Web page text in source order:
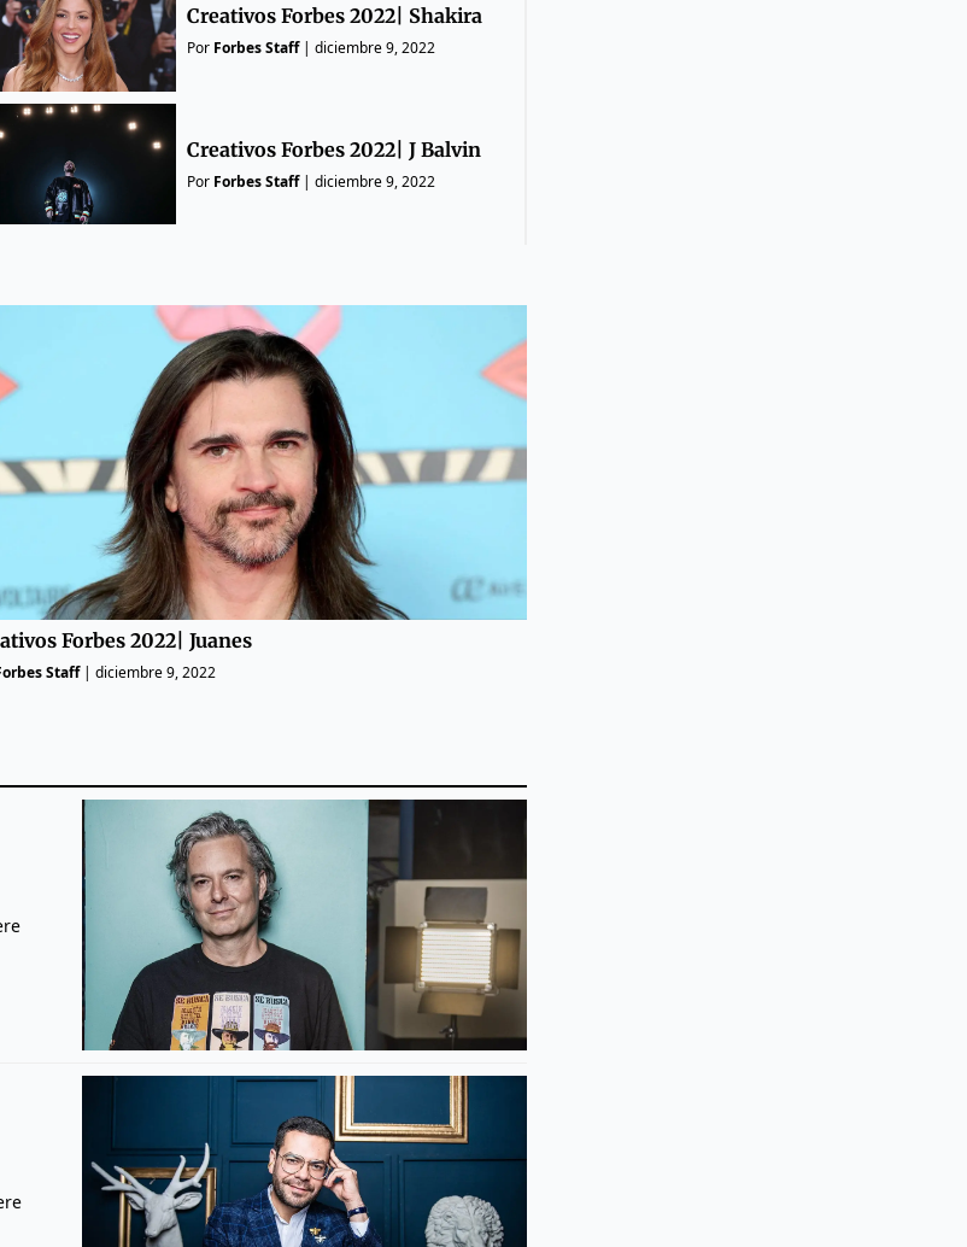
Creativos Forbes 2022| Shakira
Por Forbes Staff| diciembre 9, 2022
Creativos Forbes 2022| J Balvin
Por Forbes Staff| diciembre 9, 2022
Forbes 2022| Juanes
Staff|diciembre 9, 2022